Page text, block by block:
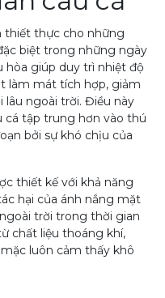
thiết thực cho những
biệt trong những ngày
hòa giúp duy trì nhiệt độ
làm mát tích hợp, giảm
ngoài trời. Điều này
cá tập trung hơn vào thú
bởi sự khó chịu của
thiết kế với khả năng
hại của ánh nắng mặt
trời trong thời gian
chất liệu thoáng khí,
luôn cảm thấy khô